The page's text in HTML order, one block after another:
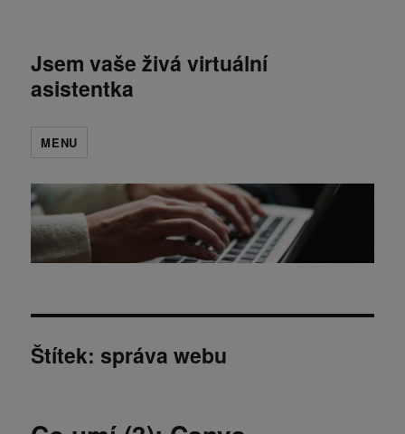
Jsem vaše živá virtuální
asistentka
MENU
Štítek: správa webu